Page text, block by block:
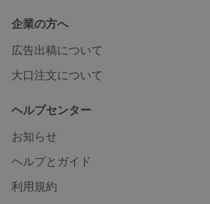
企業の方へ
広告出稿について
大口注文について
ヘルプセンター
お知らせ
ヘルプとガイド
利用規約